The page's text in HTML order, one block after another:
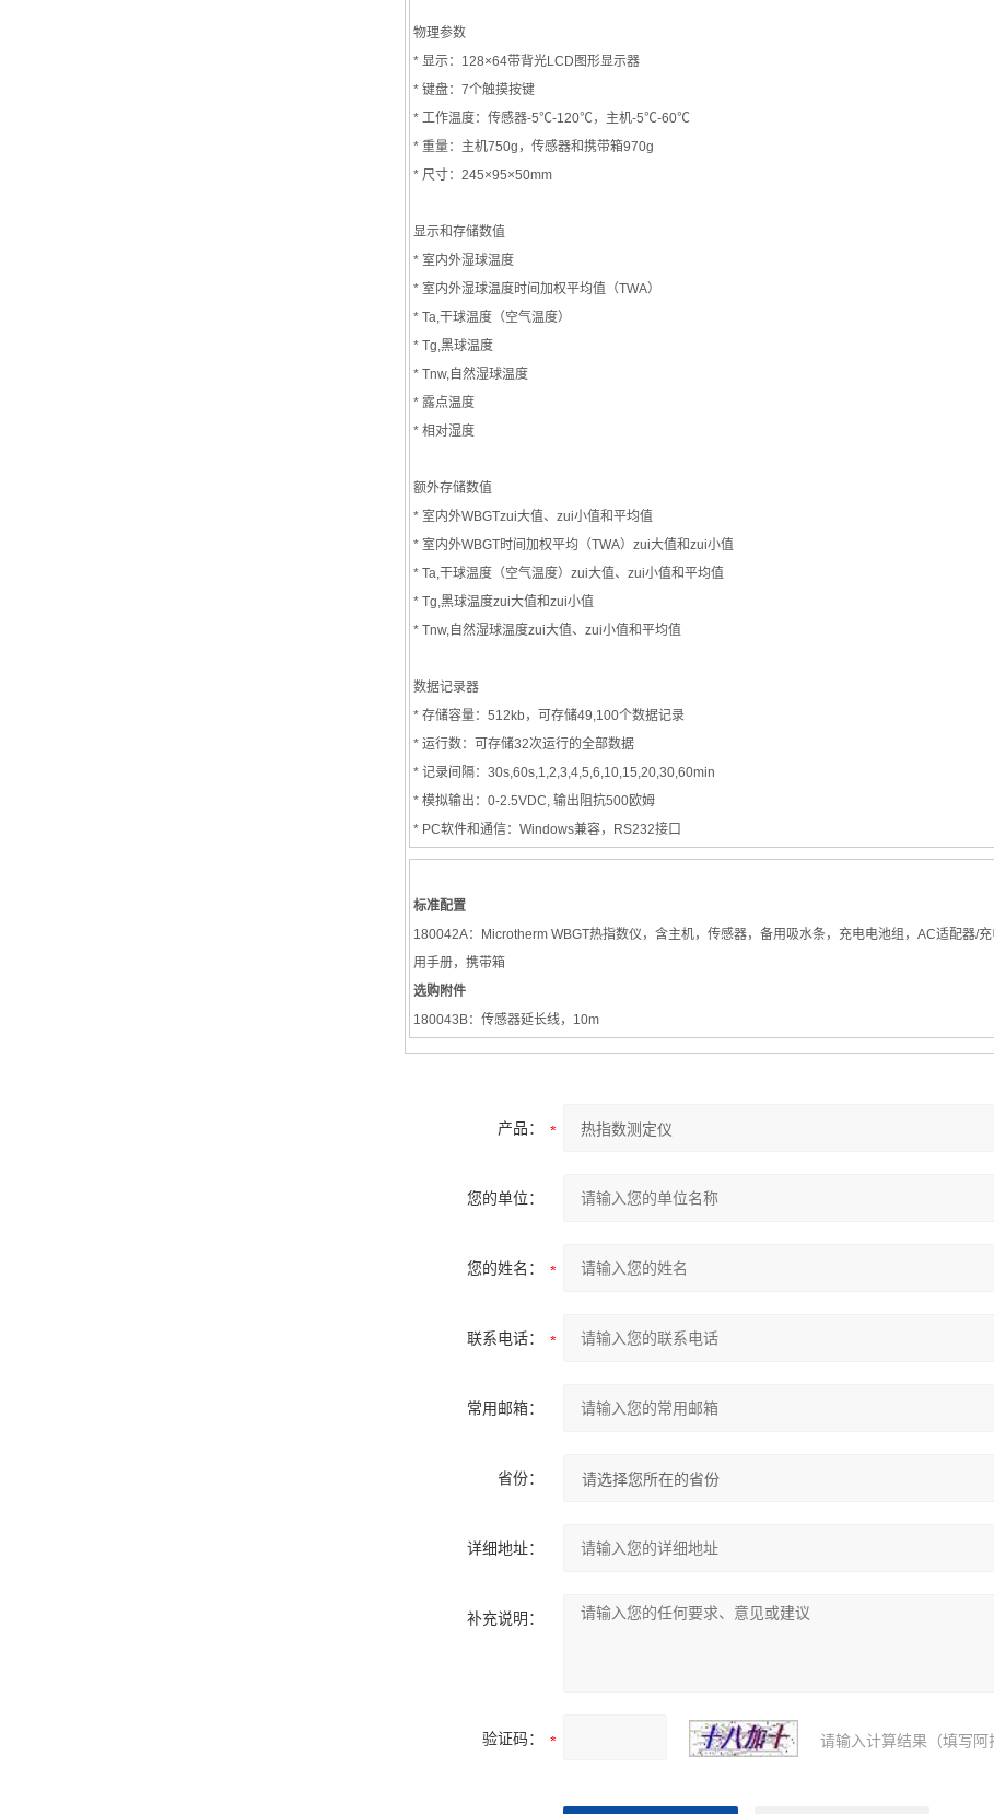
物理参数
* 显示：128×64带背光LCD图形显示器
* 键盘：7个触摸按键
* 工作温度：传感器-5℃-120℃，主机-5℃-60℃
* 重量：主机750g，传感器和携带箱970g
* 尺寸：245×95×50mm
显示和存储数值
* 室内外湿球温度
* 室内外湿球温度时间加权平均值（TWA）
* Ta,干球温度（空气温度）
* Tg,黑球温度
* Tnw,自然湿球温度
* 露点温度
* 相对湿度
额外存储数值
* 室内外WBGTzui大值、zui小值和平均值
* 室内外WBGT时间加权平均（TWA）zui大值和zui小值
* Ta,干球温度（空气温度）zui大值、zui小值和平均值
* Tg,黑球温度zui大值和zui小值
* Tnw,自然湿球温度zui大值、zui小值和平均值
数据记录器
* 存储容量：512kb，可存储49,100个数据记录
* 运行数：可存储32次运行的全部数据
* 记录间隔：30s,60s,1,2,3,4,5,6,10,15,20,30,60min
* 模拟输出：0-2.5VDC, 输出阻抗500欧姆
* PC软件和通信：Windows兼容，RS232接口
标准配置
180042A：Microtherm WBGT热指数仪，含主机，传感器，备用吸水条，充电电池组，AC适配器/
用手册，携带箱
选购附件
180043B：传感器延长线，10m
产品：
您的单位：
您的姓名：
联系电话：
常用邮箱：
省份：
详细地址：
补充说明：
验证码： 请输入计算结果（填写